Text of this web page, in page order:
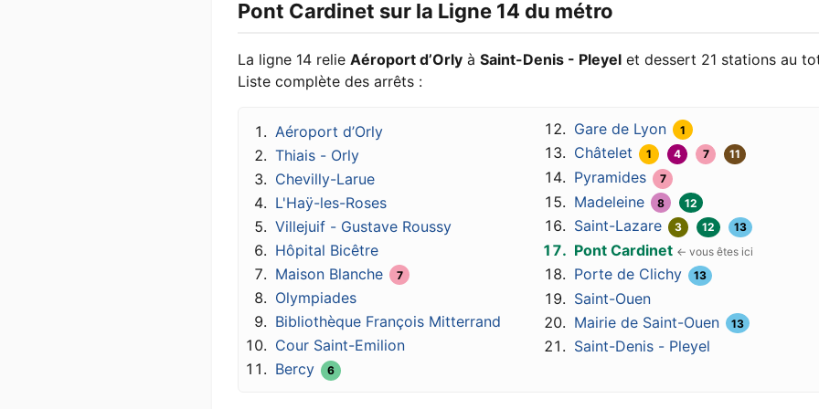
Pont Cardinet sur la Ligne 14 du métro
La ligne 14 relie Aéroport d’Orly à Saint-Denis - Pleyel et dessert 21 stations au
Liste complète des arrêts :
Aéroport d’Orly
Thiais - Orly
Chevilly-Larue
L'Haÿ-les-Roses
Villejuif - Gustave Roussy
Hôpital Bicêtre
Maison Blanche
7
Olympiades
Bibliothèque François Mitterrand
Cour Saint-Emilion
Bercy
6
Gare de Lyon 1
Châtelet 1 4 7 11
Pyramides 7
Madeleine 8 12
Saint-Lazare 3 12 13
Pont Cardinet
Porte de Clichy
13
Saint-Ouen
Mairie de Saint-Ouen
13
Saint-Denis - Pleyel